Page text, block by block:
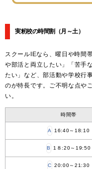
実籾校の時間割 （月～土）
スクールIEなら、曜日や時間
や部活と両立したい」「苦手
たい」など、部活動や学校行
のが特長です。ご不明な点や
い。
時間帯
A 16:40～18:10
B 1８:20～19:50
C 20:00～21:30